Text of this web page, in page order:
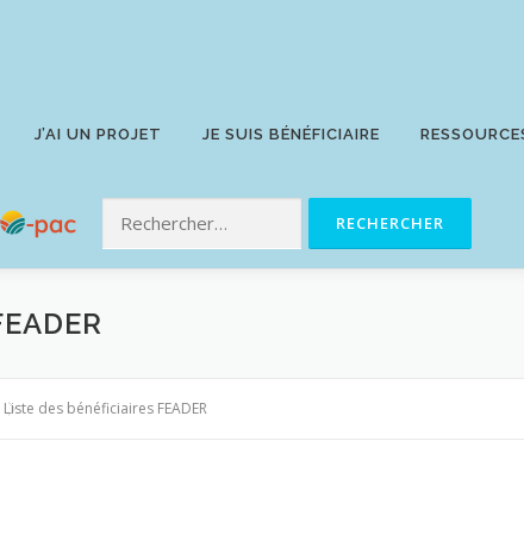
J’AI UN PROJET JE SUIS BÉNÉFICIAIRE
Liste des bénéficiaires FEADER